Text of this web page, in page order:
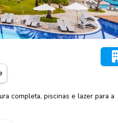
completa, piscinas e lazer para a